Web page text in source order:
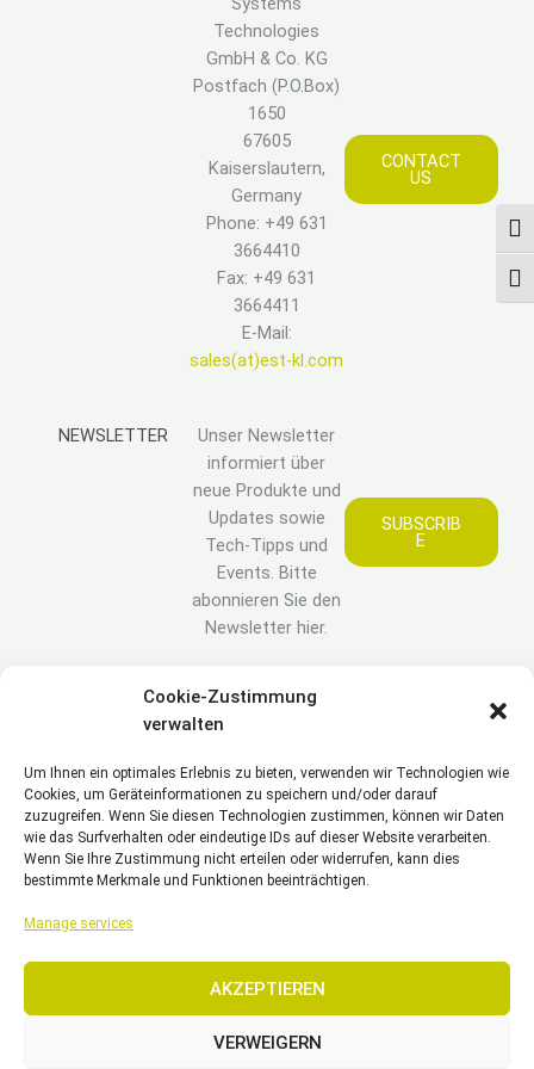
Cookie-Zustimmung
verwalten
Um Ihnen ein optimales Erlebnis zu bieten, verwenden wir Technologien wie
Cookies, um Geräteinformationen zu speichern und/oder darauf
zuzugreifen. Wenn Sie diesen Technologien zustimmen, können wir Daten
wie das Surfverhalten oder eindeutige IDs auf dieser Website verarbeiten.
Wenn Sie Ihre Zustimmung nicht erteilen oder widerrufen, kann dies
bestimmte Merkmale und Funktionen beeinträchtigen.
Manage services
AKZEPTIEREN
VERWEIGERN
Technologies
GmbH & Co. KG
Postfach (P.O.Box)
1650
67605
Kaiserslautern,
Germany
Phone: +49 631
3664410
Fax: +49 631
3664411
E-Mail:
sales(at)est-kl.com
CONTACT
US
NEWSLETTER
Unser Newsletter
informiert über
neue Produkte und
Updates sowie
Tech-Tipps und
Events. Bitte
abonnieren Sie den
Newsletter hier.
SUBSCRIB
E
LEGAL
Impressum
Haftungsausschluss
Datenschutzerklärung
Cookie Richtlinie(EU)
Allgemeine Geschäftsbedingungen – AGB
Copyright © 2026 EST, Engineering Systems Technologies GmbH &
Co. KG